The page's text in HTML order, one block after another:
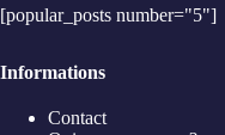
29/04/2026
Raquette padel Siux Beat Kid